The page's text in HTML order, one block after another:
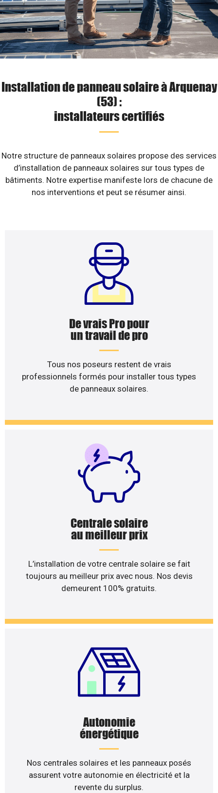
Installation de panneau solaire à Arquenay
(53) :
installateurs certifiés
Notre structure de panneaux solaires propose des services
d’installation de panneaux solaires sur tous types de
bâtiments. Notre expertise manifeste lors de chacune de
nos interventions et peut se résumer ainsi.
De vrais Pro pour
un travail de pro
Tous nos poseurs restent de vrais
professionnels formés pour installer tous types
de panneaux solaires.
Centrale solaire
au meilleur prix
L’installation de votre centrale solaire se fait
toujours au meilleur prix avec nous. Nos devis
demeurent 100% gratuits.
Autonomie
énergétique
Nos centrales solaires et les panneaux posés
assurent votre autonomie en électricité et la
revente du surplus.